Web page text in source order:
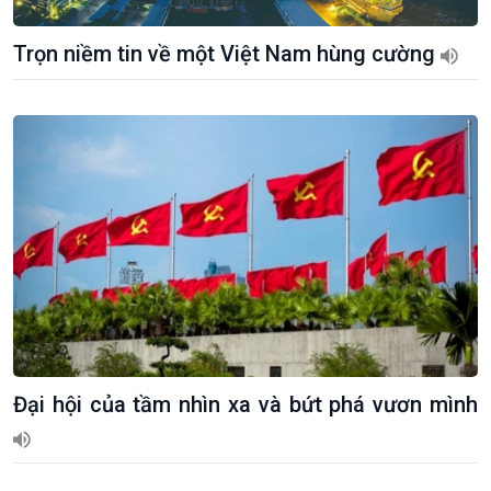
Trọn niềm tin về một Việt Nam hùng cường
Đại hội của tầm nhìn xa và bứt phá vươn mình